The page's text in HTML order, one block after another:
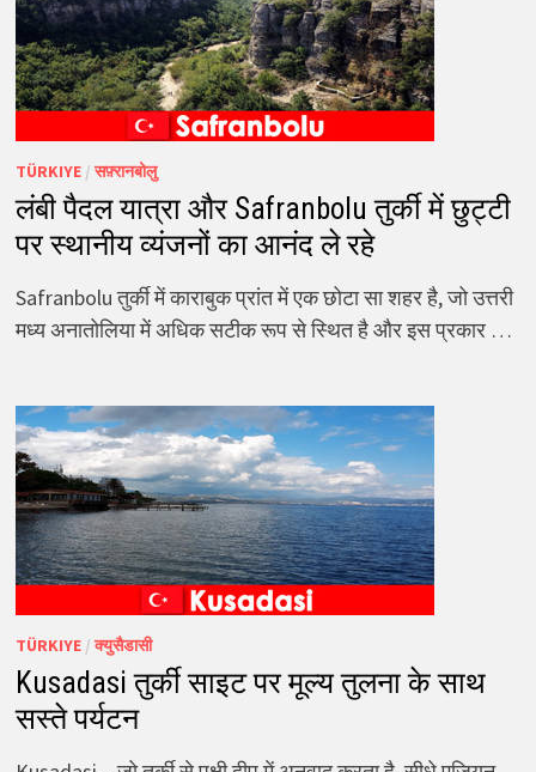
TÜRKIYE/सफ़्रानबोलु
लंबी पैदल यात्रा और Safranbolu तुर्की में छुट्टी
पर स्थानीय व्यंजनों का आनंद ले रहे
Safranbolu तुर्की में काराबुक प्रांत में एक छोटा सा शहर है, जो उत्तरी
मध्य अनातोलिया में अधिक सटीक रूप से स्थित है और इस प्रकार …
TÜRKIYE/क्युसैडासी
Kusadasi तुर्की साइट पर मूल्य तुलना के साथ
सस्ते पर्यटन